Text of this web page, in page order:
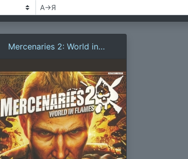
Mercenaries 2: World in